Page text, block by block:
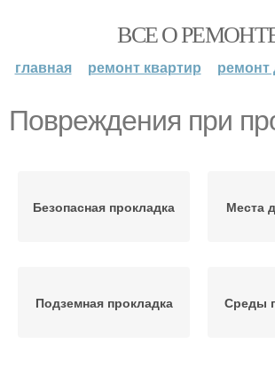
ВСЕ О
главная ремонт квартир ремонт
Повреждения при
Безопасная прокладка Места
Подземная прокладка Среды